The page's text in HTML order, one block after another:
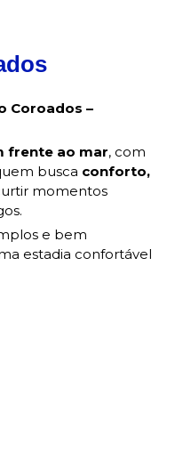
Coroados –
frente ao mar, com
busca conforto,
momentos
e bem
estadia confortável